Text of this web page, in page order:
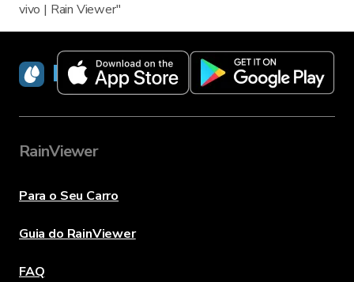
vivo | Rain Viewer"
RainViewer
RainViewer
Para o Seu Carro
Guia do RainViewer
FAQ